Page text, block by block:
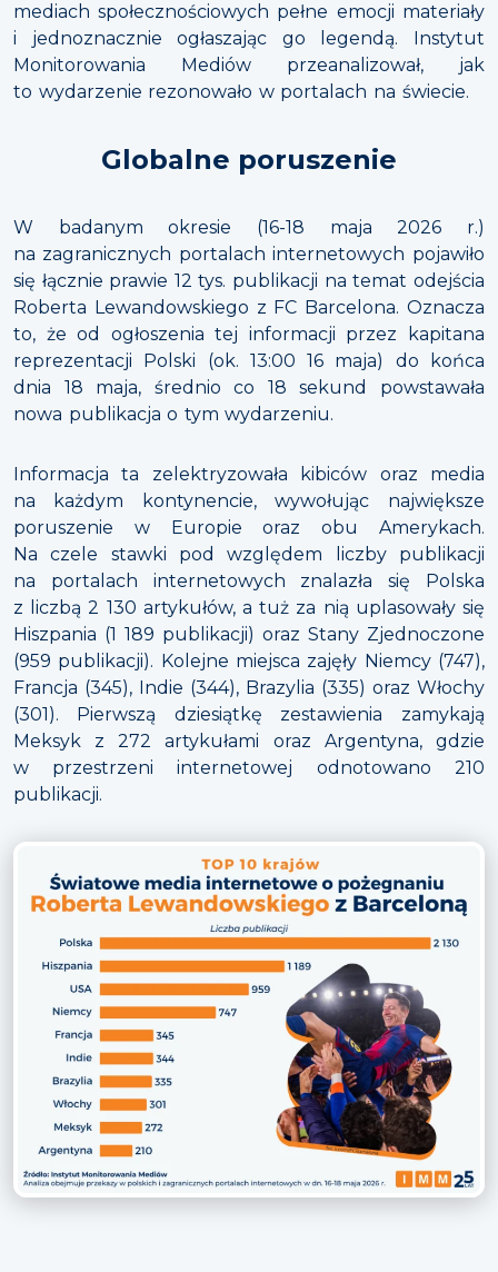
mediach społecznościowych pełne emocji materiały
i jednoznacznie ogłaszając go legendą. Instytut
Monitorowania Mediów przeanalizował, jak
to wydarzenie rezonowało w portalach na świecie.
Globalne poruszenie
W badanym okresie (16-18 maja 2026 r.)
na zagranicznych portalach internetowych pojawiło
się łącznie prawie 12 tys. publikacji na temat odejścia
Roberta Lewandowskiego z FC Barcelona. Oznacza
to, że od ogłoszenia tej informacji przez kapitana
reprezentacji Polski (ok. 13:00 16 maja) do końca
dnia 18 maja, średnio co 18 sekund powstawała
nowa publikacja o tym wydarzeniu.
Informacja ta zelektryzowała kibiców oraz media
na każdym kontynencie, wywołując największe
poruszenie w Europie oraz obu Amerykach.
Na czele stawki pod względem liczby publikacji
na portalach internetowych znalazła się Polska
z liczbą 2 130 artykułów, a tuż za nią uplasowały się
Hiszpania (1 189 publikacji) oraz Stany Zjednoczone
(959 publikacji). Kolejne miejsca zajęły Niemcy (747),
Francja (345), Indie (344), Brazylia (335) oraz Włochy
(301). Pierwszą dziesiątkę zestawienia zamykają
Meksyk z 272 artykułami oraz Argentyna, gdzie
w przestrzeni internetowej odnotowano 210
publikacji.